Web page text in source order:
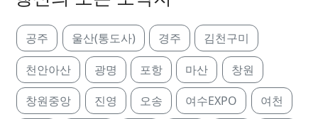
공주 울산(통도사) 경주 김천구미
천안아산 광명 포항 마산 창원
창원중앙 진영 오송 여수EXPO 여천